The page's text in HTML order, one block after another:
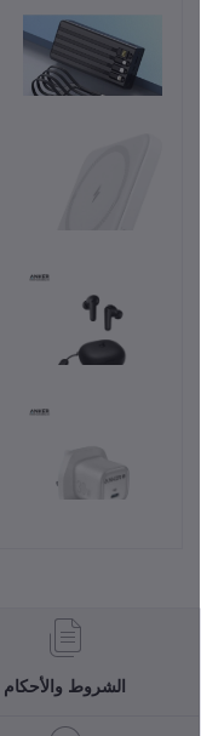
الشروط والأحكام